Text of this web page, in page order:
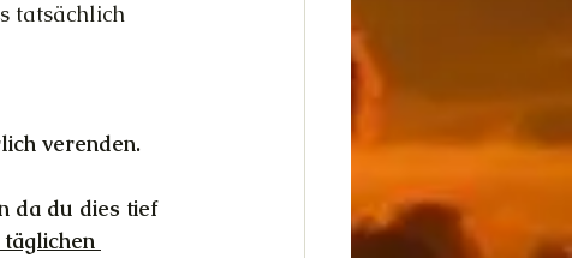
tatsächlich
verenden.
da du dies tief